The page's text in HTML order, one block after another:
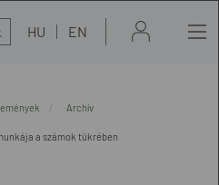
HU EN
Archív
a számok tükrében